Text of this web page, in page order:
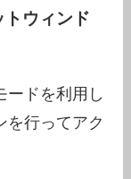
ウィンド
ードを利用し
を行ってアク